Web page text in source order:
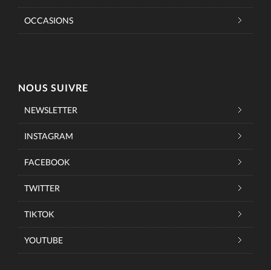
OCCASIONS
NOUS SUIVRE
NEWSLETTER
INSTAGRAM
FACEBOOK
TWITTER
TIKTOK
YOUTUBE